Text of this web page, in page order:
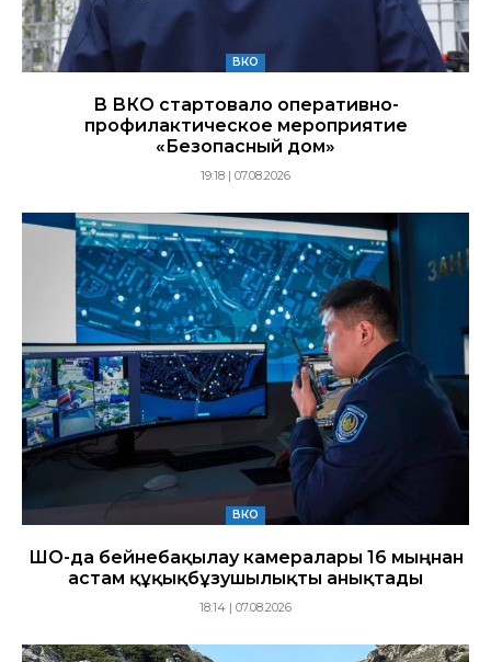
ВКО
В ВКО стартовало оперативно-
профилактическое мероприятие
«Безопасный дом»
19:18 | 07.08.2026
ВКО
ШҚО-да бейнебақылау камералары 16 мыңнан
астам құқықбұзушылықты анықтады
18:14 | 07.08.2026